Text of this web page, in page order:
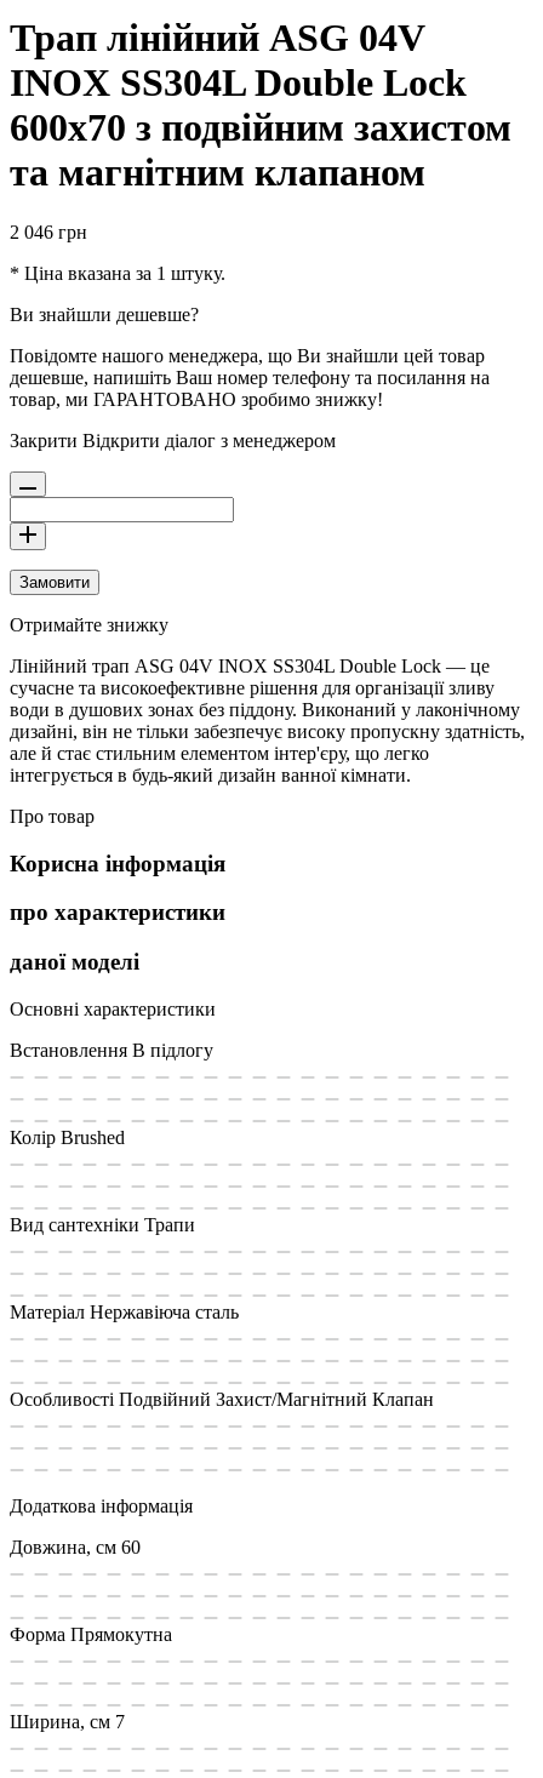
Трап лінійний ASG 04V
INOX SS304L Double Lock
600х70 з подвійним захистом
та магнітним клапаном
2 046 грн
* Ціна вказана за 1 штуку.
Ви знайшли дешевше?
Повідомте нашого менеджера, що Ви знайшли цей товар
дешевше, напишіть Ваш номер телефону та посилання на
товар, ми ГАРАНТОВАНО зробимо знижку!
Закрити Відкрити діалог з менеджером
Замовити
Отримайте знижку
Лінійний трап ASG 04V INOX SS304L Double Lock — це
сучасне та високоефективне рішення для організації зливу
води в душових зонах без піддону. Виконаний у лаконічному
дизайні, він не тільки забезпечує високу пропускну здатність,
але й стає стильним елементом інтер'єру, що легко
інтегрується в будь-який дизайн ванної кімнати.
Про товар
Корисна інформація
про характеристики
даної моделі
Основні характеристики
Встановлення В підлогу
Колір Brushed
Вид сантехніки Трапи
Матеріал Нержавiюча сталь
Особливості Подвійний Захист/Магнітний Клапан
Додаткова інформація
Довжина, см 60
Форма Прямокутна
Ширина, см 7